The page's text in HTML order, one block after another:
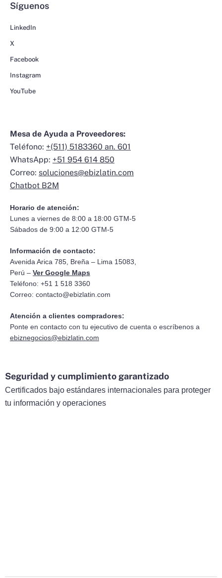
Síguenos
LinkedIn
X
Facebook
Instagram
YouTube
Mesa de Ayuda a Proveedores:
Teléfono: +(511) 5183360 an. 601
WhatsApp: +51 954 614 850
Correo: soluciones@ebizlatin.com
Chatbot B2M
Horario de atención:
Lunes a viernes de 8:00 a 18:00 GTM-5
Sábados de 9:00 a 12:00 GTM-5
Información de contacto:
Avenida Arica 785, Breña – Lima 15083,
Perú – Ver Google Maps
Teléfono: +51 1 518 3360
Correo: contacto@ebizlatin.com
Atención a clientes compradores:
Ponte en contacto con tu ejecutivo de cuenta o escríbenos a
ebiznegocios@ebizlatin.com
Seguridad y cumplimiento garantizado
Certificados bajo estándares internacionales para proteger
tu información y operaciones